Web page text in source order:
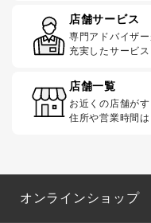
店舗サービス
専門アドバイザ
充実したサービ
店舗一覧
お近くの店舗が
住所や営業時間
オンラインショップ